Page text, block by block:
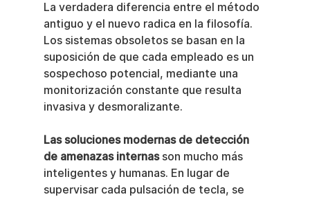
La verdadera diferencia entre el método
antiguo y el nuevo radica en la filosofía.
Los sistemas obsoletos se basan en la
suposición de que cada empleado es un
sospechoso potencial, mediante una
monitorización constante que resulta
invasiva y desmoralizante.
Las soluciones modernas de detección
de amenazas internas son mucho más
inteligentes y humanas. En lugar de
supervisar cada pulsación de tecla, se